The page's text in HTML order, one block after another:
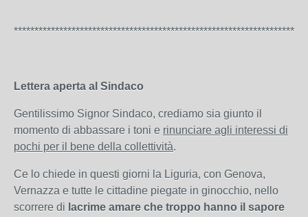
Lettera aperta al Sindaco
Gentilissimo Signor Sindaco, crediamo sia giunto il
momento di abbassare i toni e rinunciare agli interessi di
pochi per il bene della collettività.
Ce lo chiede in questi giorni la Liguria, con Genova,
Vernazza e tutte le cittadine piegate in ginocchio, nello
scorrere di lacrime amare che troppo hanno il sapore